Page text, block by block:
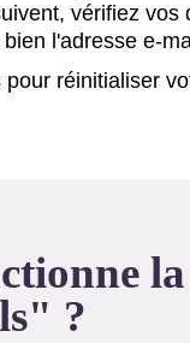
vérifiez
l'adresse e-
réinitialiser
?